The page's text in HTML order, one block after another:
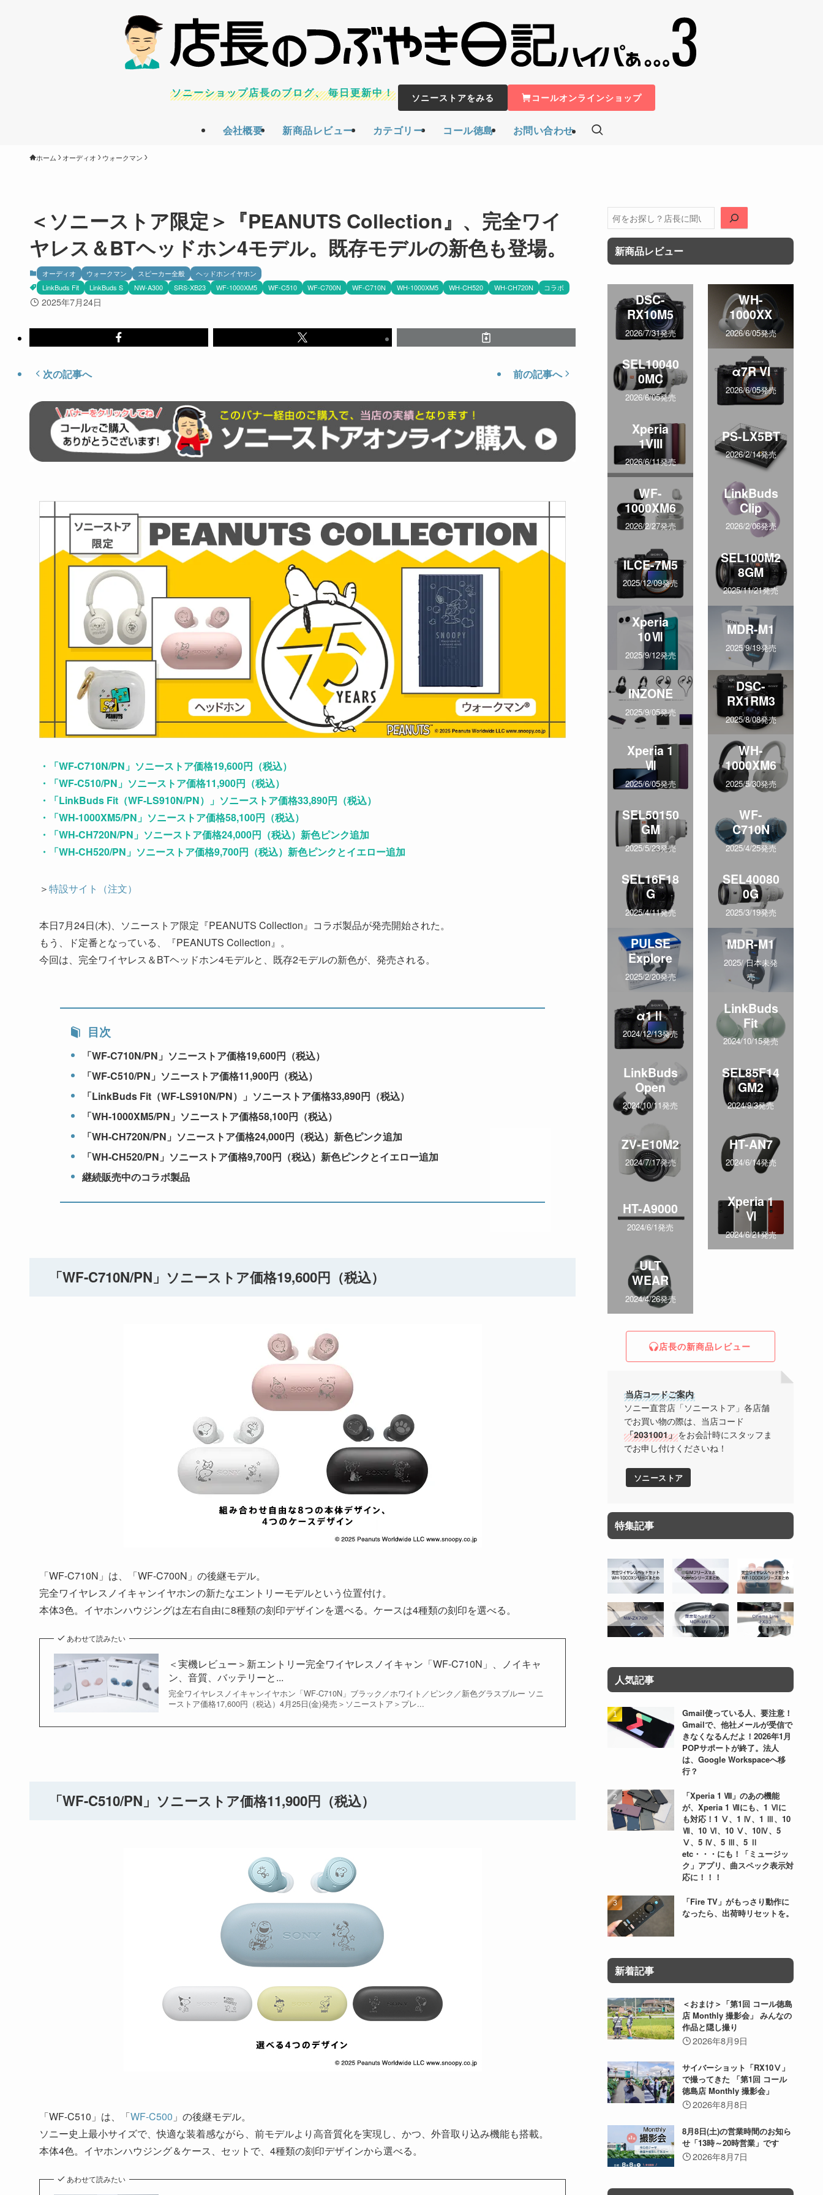
会社概要 新商品レビュー カテゴリー コール徳島 お問い合わせ
ソニーショップ店長のブログ、毎日更新中！ ソニーストアをみる コールオンラインショップ
ホーム オーディオ ウォークマン
＜ソニーストア限定＞『PEANUTS Collection』、完全ワイ
ヤレス＆BTヘッドホン4モデル。既存モデルの新色も登場。
オーディオ ウォークマン スピーカー全般
ヘッドホンイヤホン
LinkBuds Fit
LinkBuds S NW-A300 SRS-XB23 WF-1000XM5 WF-C510 WF-C700N WF-C710N WH-1000XM5 WH-CH520 WH-CH720N コラボ
2025年7月24日
次の記事へ 前の記事へ
・「WF-C710N/PN」ソニーストア価格19,600円（税込）
・「WF-C510/PN」ソニーストア価格11,900円（税込）
・「LinkBuds Fit（WF-LS910N/PN）」ソニーストア価格33,890円（税込）
・「WH-1000XM5/PN」ソニーストア価格58,100円（税込）
・「WH-CH720N/PN」ソニーストア価格24,000円（税込）新色ピンク追加
・「WH-CH520/PN」ソニーストア価格9,700円（税込）新色ピンクとイエロー追加
＞特設サイト（注文）
本日7月24日(木)、ソニーストア限定『PEANUTS Collection』コラボ製品が発売開始された。
もう、ド定番となっている、『PEANUTS Collection』。
今回は、完全ワイヤレス＆BTヘッドホン4モデルと、既存2モデルの新色が、発売される。
目次
「WF-C710N/PN」ソニーストア価格19,600円（税込）
「WF-C510/PN」ソニーストア価格11,900円（税込）
「LinkBuds Fit（WF-LS910N/PN）」ソニーストア価格33,890円（税込）
「WH-1000XM5/PN」ソニーストア価格58,100円（税込）
「WH-CH720N/PN」ソニーストア価格24,000円（税込）新色ピンク追加
「WH-CH520/PN」ソニーストア価格9,700円（税込）新色ピンクとイエロー追加
継続販売中のコラボ製品
「WF-C710N/PN」ソニーストア価格19,600円（税込）
「WF-C710N」は、「WF-C700N」の後継モデル。
完全ワイヤレスノイキャンイヤホンの新たなエントリーモデルという位置付け。
本体3色。イヤホンハウジングは左右自由に8種類の刻印デザインを選べる。ケースは4種類の刻印を選べる。
あわせて読みたい
＜実機レビュー＞新エントリー完全ワイヤレスノイキャン「WF-C710N」、ノイキャ
ン、音質、バッテリーと...
完全ワイヤレスノイキャンイヤホン「WF-C710N」ブラック／ホワイト／ピンク／新色グラスブルー ソニ
ーストア価格17,600円（税込）4月25日(金)発売＞ソニーストア＞プレ...
「WF-C510/PN」ソニーストア価格11,900円（税込）
「WF-C510」は、「WF-C500 」の後継モデル。
ソニー史上最小サイズで、快適な装着感ながら、前モデルより高音質化を実現し、かつ、外音取り込み機能も搭載。
本体4色。イヤホンハウジング＆ケース、セットで、4種類の刻印デザインから選べる。
あわせて読みたい
検
索
新商品レビュー
DSC-
RX10M5
2026/7/31発売
WH-
1000XX
2026/6/05発売
SEL10040
0MC
2026/6/05発売
α7R VI
2026/6/05発売
Xperia
1VIII
2026/6/11発売
PS-LX5BT
2026/2/14発売
WF-
1000XM6
2026/2/27発売
LinkBuds
Clip
2026/2/06発売
ILCE-7M5
2025/12/09発売
SEL100M2
8GM
2025/11/21発売
Xperia
10Ⅶ
2025/9/12発売
MDR-M1
2025/9/19発売
INZONE
2025/9/05発売
DSC-
RX1RM3
2025/8/08発売
Xperia 1
Ⅶ
2025/6/05発売
WH-
1000XM6
2025/5/30発売
SEL50150
GM
2025/5/23発売
WF-
C710N
2025/4/25発売
SEL16F18
G
2025/4/11発売
SEL40080
0G
2025/3/19発売
PULSE
Explore
2025/2/20発売
MDR-M1
2025/ 日本未発
売
α1Ⅱ
2024/12/13発売
LinkBuds
Fit
2024/10/15発売
LinkBuds
Open
2024/10/11発売
SEL85F14
GM2
2024/9/3発売
ZV-E10M2
2024/7/17発売
HT-AN7
2024/6/14発売
HT-A9000
2024/6/1発売
Xperia 1
Ⅵ
2024/6/21発売
ULT
WEAR
2024/4/26発売
店長の新商品レビュー
当店コードご案内
ソニー直営店「ソニーストア」各店舗
でお買い物の際は、当店コード
「2031001」をお会計時にスタッフま
でお申し付けくださいね！
ソニーストア
特集記事
人気記事
Gmail使っている人、要注意！
Gmailで、他社メールが受信で
きなくなるんだよ！2026年1月
POPサポートが終了。法人
は、Google Workspaceへ移
行？
「Xperia 1 Ⅷ」のあの機能
が、Xperia 1 Ⅶにも、1 Ⅵに
も対応！1 Ⅴ、1 Ⅳ、1 Ⅲ、10
Ⅶ、10 Ⅵ、10 Ⅴ、10Ⅳ、5
Ⅴ、5 Ⅳ、5 Ⅲ、5 Ⅱ
etc・・・にも！「ミュージッ
ク」アプリ、曲スペック表示対
応に！！！
「Fire TV」がもっさり動作に
なったら、出荷時リセットを。
新着記事
＜おまけ＞「第1回 コール徳島
店 Monthly 撮影会」 みんなの
作品と隠し撮り
2026年8月9日
サイバーショット「RX10Ⅴ」
で撮ってきた 「第1回 コール
徳島店 Monthly 撮影会」
2026年8月8日
8月8日(土)の営業時間のお知ら
せ「13時～20時営業」です
2026年8月7日